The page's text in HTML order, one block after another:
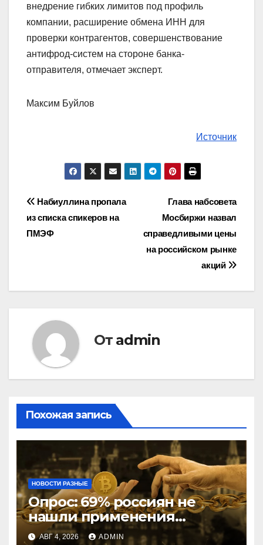
внедрение гибких лимитов под профиль
компании, расширение обмена ИНН для
проверки контрагентов, совершенствование
антифрод-систем на стороне банка-
отправителя, отмечает эксперт.
Максим Буйлов
Источник
Навигация
по
Глава набсовета
Мосбиржи назвал
справедливыми цены
на российском рынке
акций
Набиуллина пропала
из списка спикеров на
ПМЭФ
От admin
Похожая запись
НОВОСТИ РАЗНЫЕ
Опрос: 69% россиян не
нашли применения
криптовалютам
АВГ 4, 2026 ADMIN